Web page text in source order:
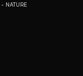
NATURE